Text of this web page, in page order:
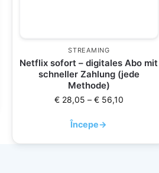
STREAMING
Netflix sofort – digitales Abo mit
schneller Zahlung (jede
Methode)
€28,05 – €56,10
Începe→